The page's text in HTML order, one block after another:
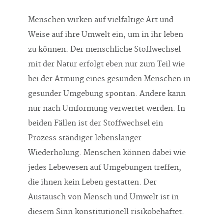
Menschen wirken auf vielfältige Art und
Weise auf ihre Umwelt ein, um in ihr leben
zu können. Der menschliche Stoffwechsel
mit der Natur erfolgt eben nur zum Teil wie
bei der Atmung eines gesunden Menschen in
gesunder Umgebung spontan. Andere kann
nur nach Umformung verwertet werden. In
beiden Fällen ist der Stoffwechsel ein
Prozess ständiger lebenslanger
Wiederholung. Menschen können dabei wie
jedes Lebewesen auf Umgebungen treffen,
die ihnen kein Leben gestatten. Der
Austausch von Mensch und Umwelt ist in
diesem Sinn konstitutionell risikobehaftet.